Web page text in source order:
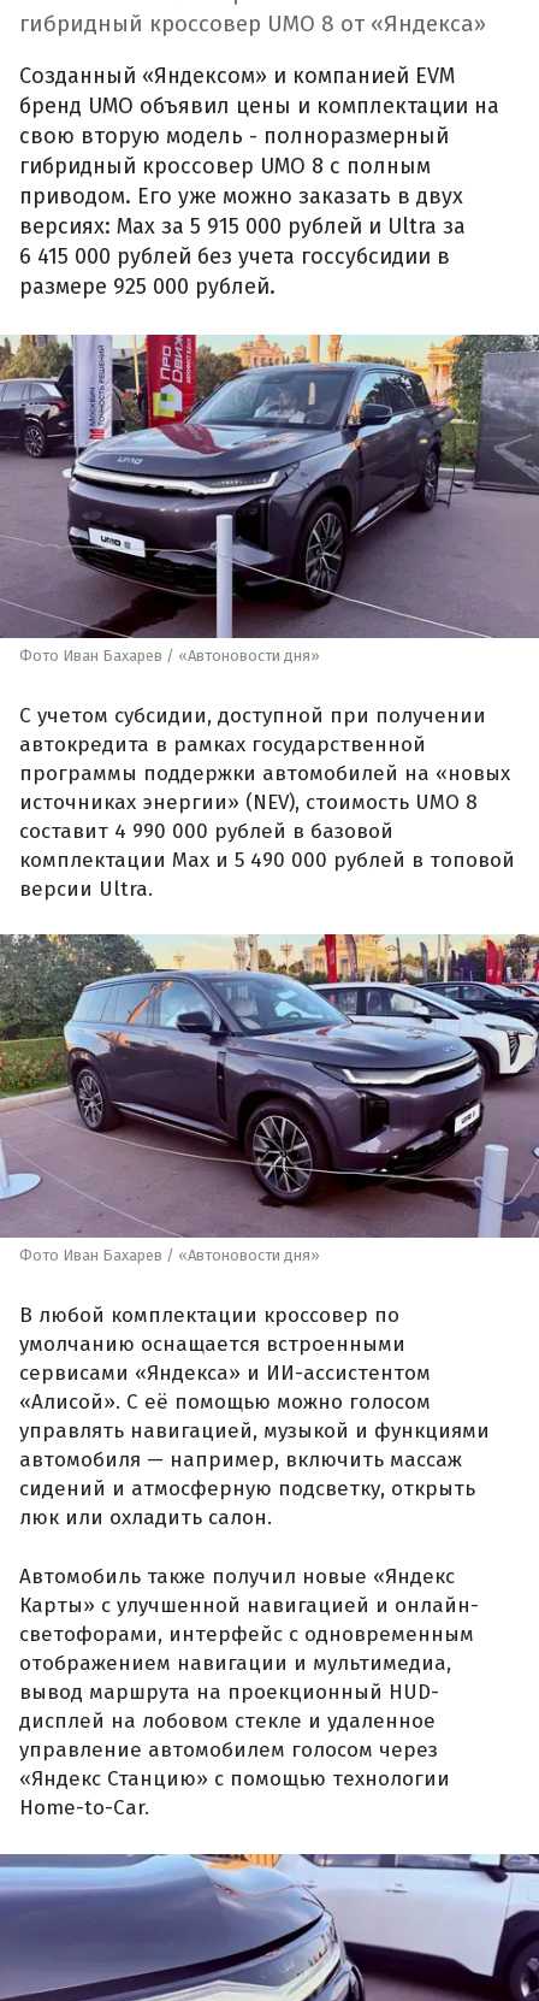
гибридный кроссовер UMO 8 от «Яндекса»
Созданный «Яндексом» и компанией EVM
бренд UMO объявил цены и комплектации на
свою вторую модель - полноразмерный
гибридный кроссовер UMO 8 с полным
приводом. Его уже можно заказать в двух
версиях: Max за 5 915 000 рублей и Ultra за
6 415 000 рублей без учета госсубсидии в
размере 925 000 рублей.
Фото Иван Бахарев / «Автоновости дня»
С учетом субсидии, доступной при получении
автокредита в рамках государственной
программы поддержки автомобилей на «новых
источниках энергии» (NEV), стоимость UMO 8
составит 4 990 000 рублей в базовой
комплектации Max и 5 490 000 рублей в топовой
версии Ultra.
Фото Иван Бахарев / «Автоновости дня»
В любой комплектации кроссовер по
умолчанию оснащается встроенными
сервисами «Яндекса» и ИИ-ассистентом
«Алисой». С её помощью можно голосом
управлять навигацией, музыкой и функциями
автомобиля — например, включить массаж
сидений и атмосферную подсветку, открыть
люк или охладить салон.
Автомобиль также получил новые «Яндекс
Карты» с улучшенной навигацией и онлайн-
светофорами, интерфейс с одновременным
отображением навигации и мультимедиа,
вывод маршрута на проекционный HUD-
дисплей на лобовом стекле и удаленное
управление автомобилем голосом через
«Яндекс Станцию» с помощью технологии
Home-to-Car.